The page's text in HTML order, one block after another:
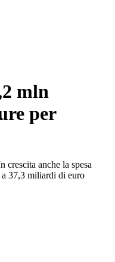
mln
per
crescita anche la spesa
a 37,3 miliardi di euro